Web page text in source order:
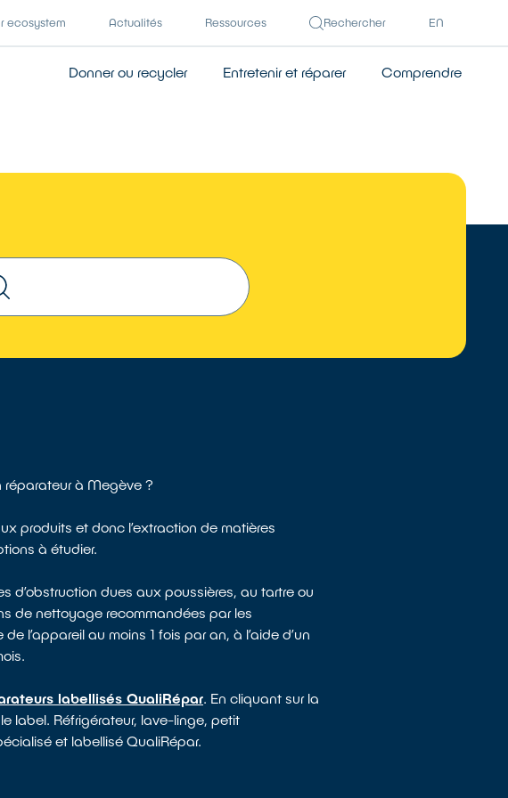
ecosystem Actualités Ressources Rechercher EN
Donner ou recycler Entretenir et réparer Comprendre
réparateur à Megève ?
produits et donc l’extraction de matières
à étudier.
d’obstruction dues aux poussières, au tartre ou
de nettoyage recommandées par les
l’appareil au moins 1 fois par an, à l’aide d’un
labellisés QualiRépar. En cliquant sur la
label. Réfrigérateur, lave-linge, petit
et labellisé QualiRépar.